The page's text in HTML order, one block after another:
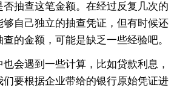
抽查这笔金额。在经过反复几次的
够自己独立的抽查凭证，但有时候还
的金额，可能是缺乏一些经验吧。
会遇到一些计算，比如贷款利息，
要根据企业带给的银行原始凭证进